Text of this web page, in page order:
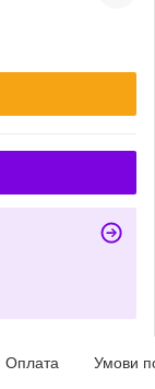
Оплата Умови